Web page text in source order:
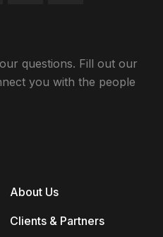
About Us
Clients & Partners
questions. Fill out our
you with the people